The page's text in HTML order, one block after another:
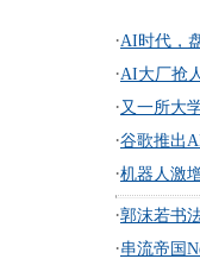
·AI时代，
·AI大厂抢
· 又一所大
·谷歌推出
·机器人激
·郭沫若书
·串流帝国